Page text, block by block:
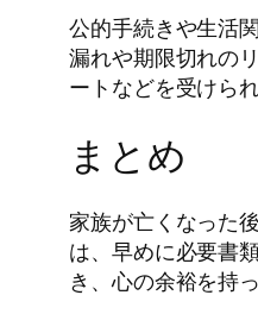
公的手続きや生活
漏れや期限切れの
ートなどを受けら
まとめ
家族が亡くなった
は、早めに必要書
き、心の余裕を持